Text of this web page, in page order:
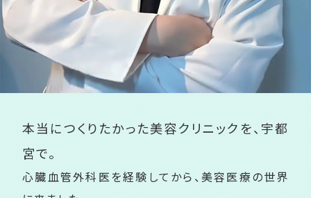
本当につくりたかった美容クリニックを、 宇都
宮で。
心臓血管外科医を経験してから、美容医療の世界